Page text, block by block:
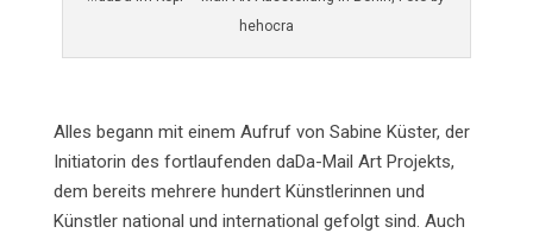
hehocra
Alles begann mit einem Aufruf von Sabine Küster, der
Initiatorin des fortlaufenden daDa-Mail Art Projekts,
dem bereits mehrere hundert Künstlerinnen und
Künstler national und international gefolgt sind. Auch